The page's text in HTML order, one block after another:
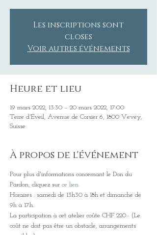
Les inscriptions sont
closes
Voir autres événements
Heure et lieu
19 mars 2022, 13:30 – 20 mars 2022, 17:00
Terre d'Éveil, Avenue de Corsier 6, 1800 Vevey,
Suisse
À propos de l'événement
Pour plus d'informations concernant le Don du
Pardon, cliquez sur ce lien.
Horaires : samedi de 13h30 à 18h et dimanche de
9h à 17h.
La participation à cet atelier coûte CHF 220.- (Le
coût ne doit pas être un obstacle, arrangements